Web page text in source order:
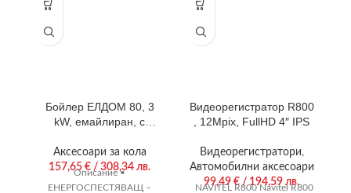
Бойлер ЕЛДОМ 80, 3
kW, емайлиран, с
Аксесоари за кола
157,65 € / 308,34 лв.
Описание •
ЕНЕРГОСПЕСТЯВАЩ –
Видеорегистратор R800
, 12Mpix, FullHD 4″ IPS
Видеорегистратори,
Автомобилни аксесоари
99,49 €/ 194,59 лв.
NAVITEL R800 Navitel R800